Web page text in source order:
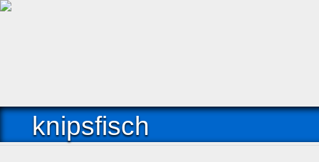
knipsfisch